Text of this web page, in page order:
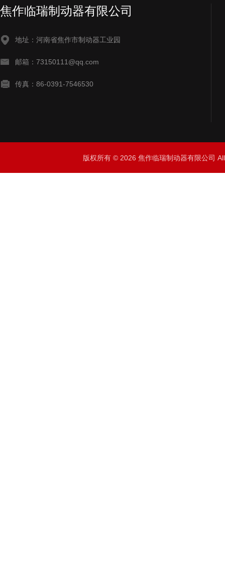
焦作临瑞制动器有限公司
地址：河南省焦作市制动器工业园
邮箱：73150111@qq.com
传真：86-0391-7546530
版权所有 © 2026 焦作临瑞制动器有限公